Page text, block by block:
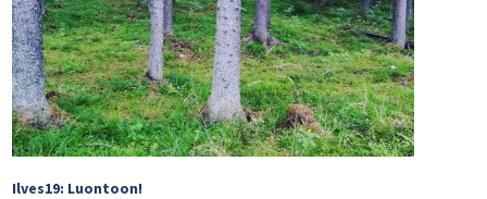
Ilves19: Luontoon!